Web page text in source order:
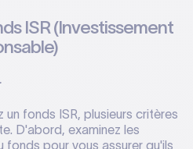
ISR (Investissement
fonds ISR, plusieurs critères
D'abord, examinez les
pour vous assurer qu'ils